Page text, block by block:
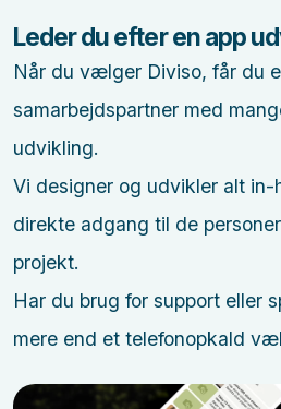
Leder du efter en app
Når du vælger Diviso, får du
samarbejdspartner med
udvikling.
Vi designer og udvikler alt in-
direkte adgang til de
projekt.
Har du brug for support eller
mere end et telefonopkald